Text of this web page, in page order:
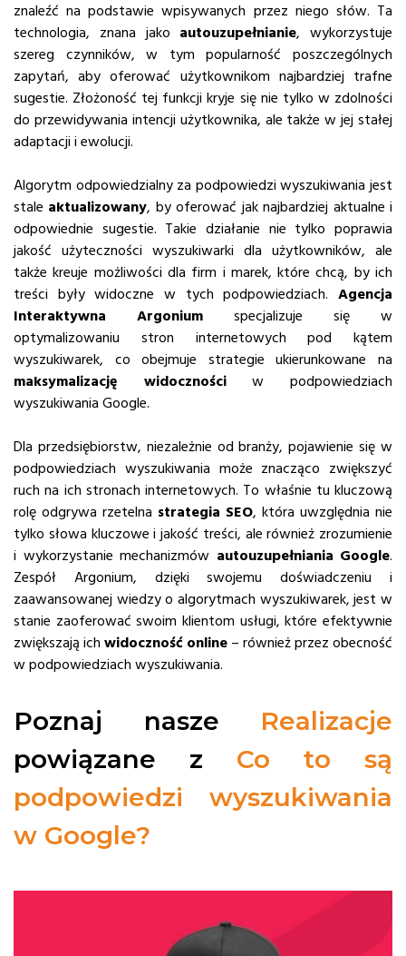
znaleźć na podstawie wpisywanych przez niego słów. Ta
technologia, znana jako autouzupełnianie, wykorzystuje
szereg czynników, w tym popularność poszczególnych
zapytań, aby oferować użytkownikom najbardziej trafne
sugestie. Złożoność tej funkcji kryje się nie tylko w zdolności
do przewidywania intencji użytkownika, ale także w jej stałej
adaptacji i ewolucji.
Algorytm odpowiedzialny za podpowiedzi wyszukiwania jest
stale aktualizowany, by oferować jak najbardziej aktualne i
odpowiednie sugestie. Takie działanie nie tylko poprawia
jakość użyteczności wyszukiwarki dla użytkowników, ale
także kreuje możliwości dla firm i marek, które chcą, by ich
treści były widoczne w tych podpowiedziach. Agencja
Interaktywna Argonium specjalizuje się w
optymalizowaniu stron internetowych pod kątem
wyszukiwarek, co obejmuje strategie ukierunkowane na
maksymalizację widocznościw podpowiedziach
wyszukiwania Google.
Dla przedsiębiorstw, niezależnie od branży, pojawienie się w
podpowiedziach wyszukiwania może znacząco zwiększyć
ruch na ich stronach internetowych. To właśnie tu kluczową
rolę odgrywa rzetelna strategia SEO, która uwzględnia nie
tylko słowa kluczowe i jakość treści, ale również zrozumienie
i wykorzystanie mechanizmów autouzupełniania Google.
Zespół Argonium, dzięki swojemu doświadczeniu i
zaawansowanej wiedzy o algorytmach wyszukiwarek, jest w
stanie zaoferować swoim klientom usługi, które efektywnie
zwiększają ich widoczność online – również przez obecność
w podpowiedziach wyszukiwania.
Poznaj nasze Realizacje
powiązane z Co to są
podpowiedzi wyszukiwania
w Google?